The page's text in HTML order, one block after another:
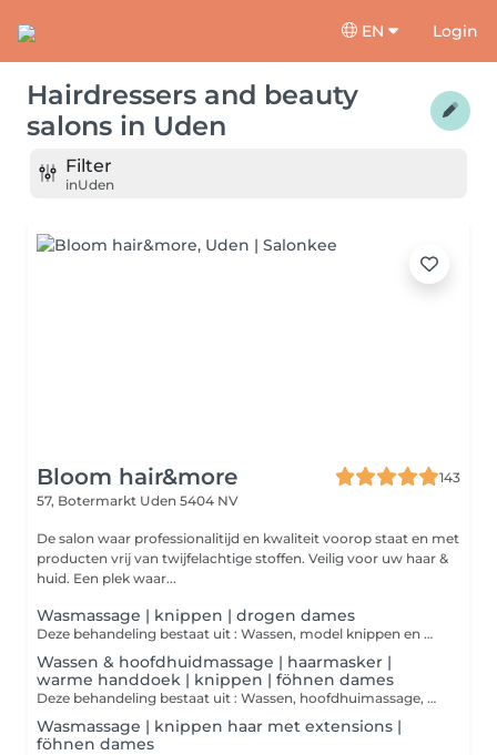
EN Login
Hairdressers and beauty
salons in Uden
Filter
inUden
Bloom hair&more
143
57, Botermarkt Uden 5404 NV
De salon waar professionalitijd en kwaliteit voorop staat en met
producten vrij van twijfelachtige stoffen. Veilig voor uw haar &
huid. Een plek waar...
Wasmassage | knippen | drogen dames
Deze behandeling bestaat uit : Wassen, model knippen en model drogen van het haar met de hand. Bij deze behandeling maken we gebruik van producten aangepast op de wensen en behoefte van de klant en het haar.
Wassen & hoofdhuidmassage | haarmasker |
warme handdoek | knippen | föhnen dames
Deze behandeling bestaat uit : Wassen, hoofdhuimassage, haarmasker, model knippen en het in model föhnen van het haar d. m.v borstels en diversen stylingtools. Tijdens deze behandeling wordt er maximaal gebruik gemaakt van stylingproducten zodat het haar een houdbaarheid heeft van 2-7 dagen. Dames exclusive! Altijd als uw haren gewassen worden wordt u getrakteerd op een ontspanningsmoment. Dit d.m.v. een warme handdoek na de wasmassage bij de wasbak.
Wasmassage | knippen haar met extensions |
föhnen dames